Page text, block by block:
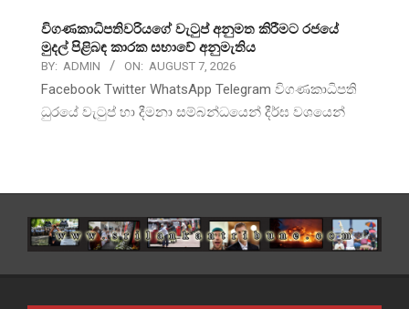
විගණකාධිපතිවරියගේ වැටුප් අනුමත කිරීමට රජයේ
මුදල් පිළිබඳ කාරක සභාවේ අනුමැතිය
BY: ADMIN ON: AUGUST 7, 2026
Facebook Twitter WhatsApp Telegram විගණකාධිපති
ධුරයේ වැටුප් හා දීමනා සම්බන්ධයෙන් දීර්ඝ වශයෙන්